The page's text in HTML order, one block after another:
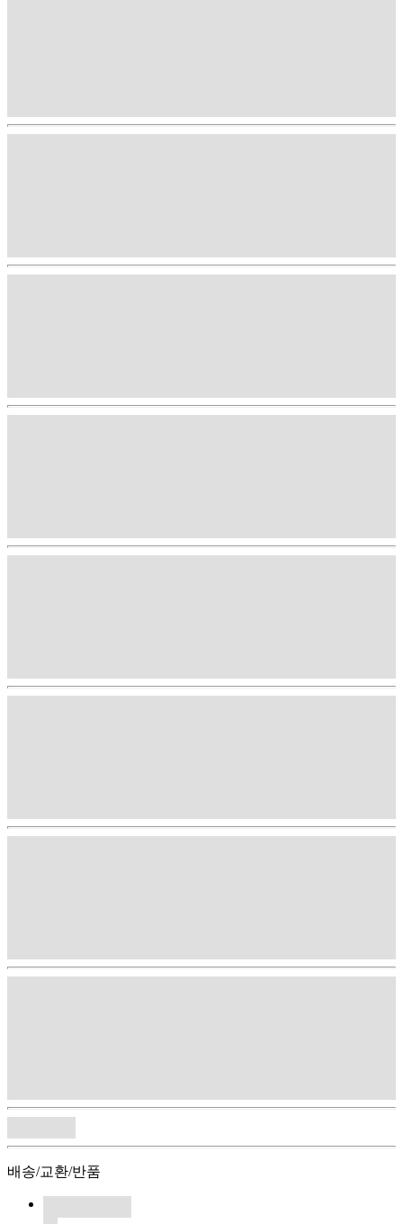
배송/교환/반품